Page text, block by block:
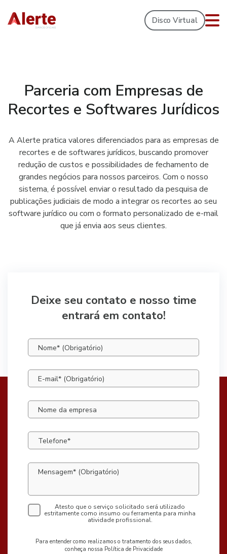
Disco Virtual
Parceria com Empresas de
Recortes e Softwares Jurídicos
A Alerte pratica valores diferenciados para as empresas de
recortes e de softwares jurídicos, buscando promover
redução de custos e possibilidades de fechamento de
grandes negócios para nossos parceiros. Com o nosso
sistema, é possível enviar o resultado da pesquisa de
publicações judiciais de modo a integrar os recortes ao seu
software jurídico ou com o formato personalizado de e-mail
que já envia aos seus clientes.
Deixe seu contato e nosso time
entrará em contato!
Nome* (Obrigatório)
E-mail* (Obrigatório)
Nome da empresa
Telefone*
Mensagem* (Obrigatório)
Atesto que o serviço solicitado será utilizado
estritamente como insumo ou ferramenta para minha
atividade profissional.
Para entender como realizamos o tratamento dos seus dados,
conheça nossa Política de Privacidade